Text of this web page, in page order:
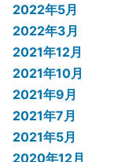
2022年5月
2022年3月
2021年12月
2021年10月
2021年9月
2021年7月
2021年5月
2020年12月